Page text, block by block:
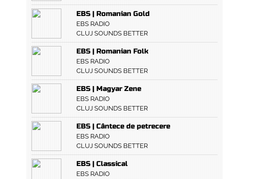
EBS | Romanian Gold
EBS RADIO
CLUJ SOUNDS BETTER
EBS | Romanian Folk
EBS RADIO
CLUJ SOUNDS BETTER
EBS | Magyar Zene
EBS RADIO
CLUJ SOUNDS BETTER
EBS | Cântece de petrecere
EBS RADIO
CLUJ SOUNDS BETTER
EBS | Classical
EBS RADIO